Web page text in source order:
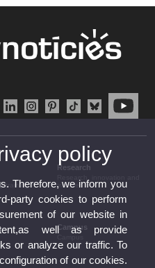
training
Research
transfer
Campus
policy
Therefore, we inform you
party cookies to perform
of our website in
well as provide
or analyze our traffic. To
of our cookies.